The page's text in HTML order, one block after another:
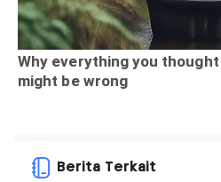
Berita Terkait